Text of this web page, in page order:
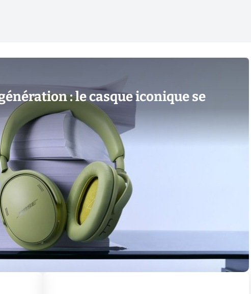
: le casque iconique se